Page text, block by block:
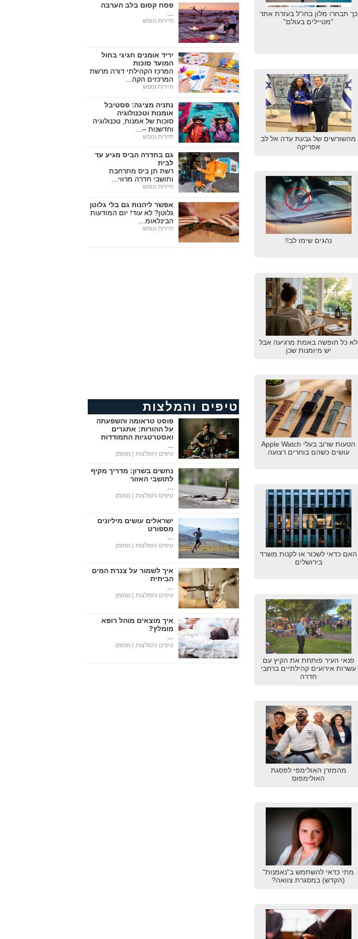
כך תבחרו מלון בחו"ל בעזרת אתר
"מטיילים בעולם"
מהשורשים של גבעת עדה אל לב
אפריקה
נהגים שימו לב!!
לא כל חופשה באמת מרגיעה אבל
יש מיומנות שכן
הטעות שרוב בעלי Apple Watch
עושים כשהם בוחרים רצועה
האם כדאי לשכור או לקנות משרד
בירושלים
פנאי העיר פותחת את הקיץ עם
עשרות אירועים קהילתיים ברחבי
חדרה
מהמזרן האולימפי לפסגת
האולימפוס
מתי כדאי להשתמש ב"נאמנות"
(הקדש) במסגרת צוואה?
פסח קסום בלב הערבה
תיירות ונופש
יריד אומנים חגיגי בחול
המועד סוכות
המרכז הקהילתי דורה מרשת
המרכזים הקה...
תיירות ונופש
נתניה מציגה: פסטיבל
אומנות וטכנולוגיה
סוכות של אמנות, טכנולוגיה
וחדשנות –...
תיירות ונופש
גם בחדרה הביס מגיע עד
לבית
רשת תן ביס מתרחבת
ותושבי חדרה מרווי...
תיירות ונופש
אפשר ליהנות גם בלי גלוטן
גלוטן? לא עוד! יום המודעות
הבינלאומ...
תיירות ונופש
טיפים והמלצות
פוסט טראומה והשפעתה
על ההורות: אתגרים
ואסטרטגיות התמודדות
טיפים והמלצות | ממומן
נחשים בשרון: מדריך מקיף
לתושבי האזור
טיפים והמלצות | ממומן
ישראלים עושים מיליונים
מספורט
טיפים והמלצות | ממומן
איך לשמור על צנרת המים
הביתית
טיפים והמלצות | ממומן
איך מוצאים מוהל רופא
מומלץ?
טיפים והמלצות | ממומן